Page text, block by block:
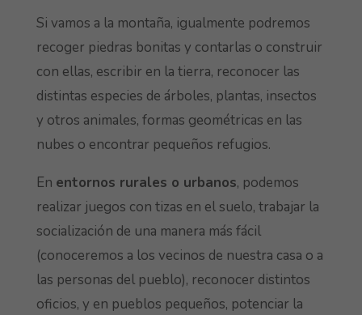
Si vamos a la montaña, igualmente podremos
recoger piedras bonitas y contarlas o construir
con ellas, escribir en la tierra, reconocer las
distintas especies de árboles, plantas, insectos
y otros animales, formas geométricas en las
nubes o encontrar pequeños refugios.
En entornos rurales o urbanos, podemos
realizar juegos con tizas en el suelo, trabajar la
socialización de una manera más fácil
(conoceremos a los vecinos de nuestra casa o a
las personas del pueblo), reconocer distintos
oficios, y en pueblos pequeños, potenciar la